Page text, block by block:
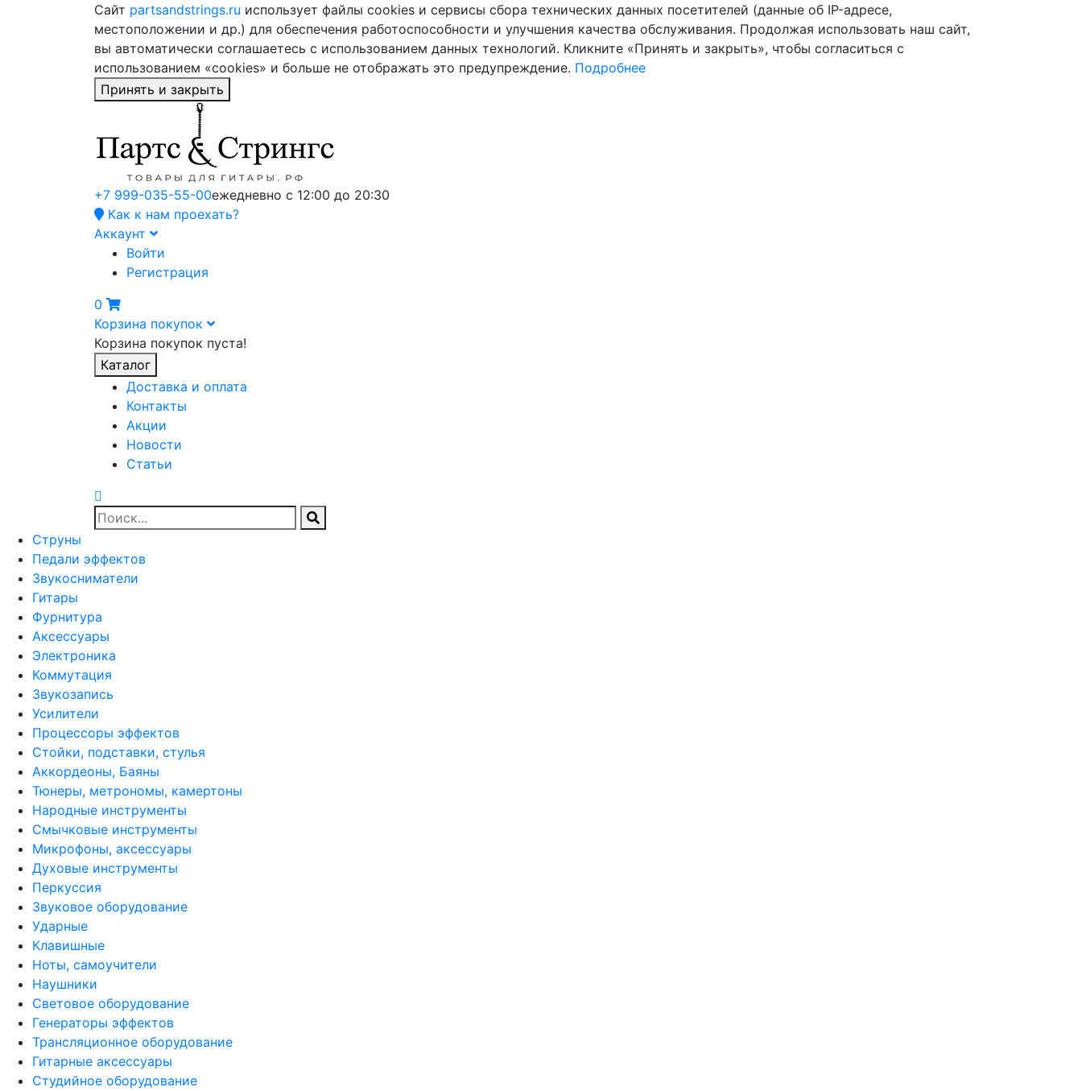
Сайт partsandstrings.ru использует файлы cookies и сервисы сбора технических данных посетителей (данные об IP-адресе,
местоположении и др.) для обеспечения работоспособности и улучшения качества обслуживания. Продолжая использовать наш сайт,
вы автоматически соглашаетесь с использованием данных технологий. Кликните «Принять и закрыть», чтобы согласиться с
использованием «cookies» и больше не отображать это предупреждение. Подробнее
Принять и закрыть
+7 999-035-55-00ежедневно с 12:00 до 20:30
Как к нам проехать?
Аккаунт
Войти
Регистрация
0
Корзина покупок
Корзина покупок пуста!
Каталог
Доставка и оплата
Контакты
Акции
Новости
Статьи
Струны
Педали эффектов
Звукосниматели
Гитары
Фурнитура
Аксессуары
Электроника
Коммутация
Звукозапись
Усилители
Процессоры эффектов
Стойки, подставки, стулья
Аккордеоны, Баяны
Тюнеры, метрономы, камертоны
Народные инструменты
Смычковые инструменты
Микрофоны, аксессуары
Духовые инструменты
Перкуссия
Звуковое оборудование
Ударные
Клавишные
Ноты, самоучители
Наушники
Световое оборудование
Генераторы эффектов
Трансляционное оборудование
Гитарные аксессуары
Студийное оборудование